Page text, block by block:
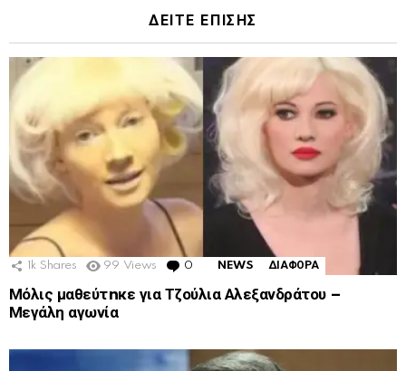
ΔΕΙΤΕ ΕΠΙΣΗΣ
1k Shares 99 Views 0 Comments
NEWS ΔΙΑΦΟΡΑ
Μόλις μαθεύτnκε για Τζούλια Αλεξανδράτου –
Μεγάλη αγωνία